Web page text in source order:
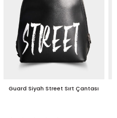
Guard Siyah Street Sırt Çantası